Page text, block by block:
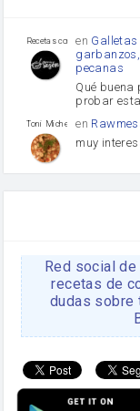
Recetas con sazon
en
garbanzos,
pecanas
Qué buena
probar
Toni Michel Caubet
en
muy
enLasaña
HOJALDROSA TV
enGachas
Rosa
https://
Rosa enReceta
Disculpa.
el bizcocho
apartado
Red social
recetas de
dudas sobre